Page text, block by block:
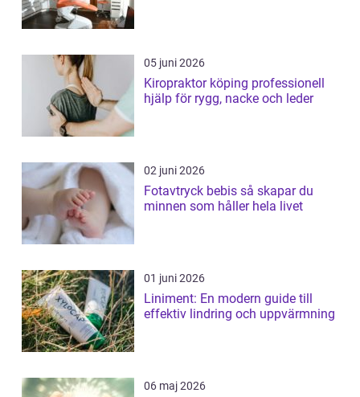
05 juni 2026
Kiropraktor köping professionell
hjälp för rygg, nacke och leder
02 juni 2026
Fotavtryck bebis så skapar du
minnen som håller hela livet
01 juni 2026
Liniment: En modern guide till
effektiv lindring och uppvärmning
06 maj 2026